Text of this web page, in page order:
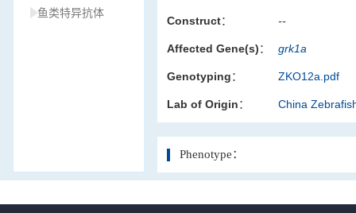
鱼类特异抗体
Construct： --
Affected Gene(s)： grk1a
Genotyping： ZKO12a.pdf
Lab of Origin： China
Phenotype：